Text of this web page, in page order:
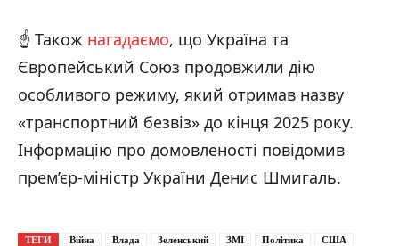
☝️ Також нагадаємо, що Україна та
Європейський Союз продовжили дію
особливого режиму, який отримав назву
«транспортний безвіз» до кінця 2025 року.
Інформацію про домовленості повідомив
прем’єр-міністр України Денис Шмигаль.
ТЕГИ Війна Влада Зеленський ЗМІ Політика США